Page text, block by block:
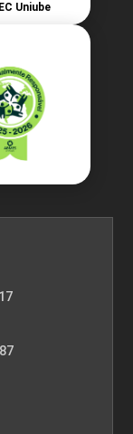
Uniube